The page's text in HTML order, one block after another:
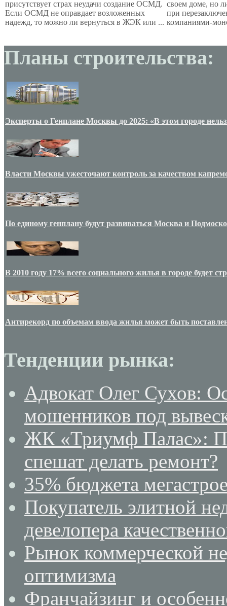
присутствует страх неудачи создание ОСМД.
Если ОСМД не оправдает возложенных
надежд, то можно ли вернуться в ЖЭК или ...
своем доме, но
при
компаниями-
Планы строительства:
Эксперты о Генплане Москвы до 2025: «В этом городе
Власти Москвы ужесточают контроль за качеством
По единому генплану будут развиваться Москва и
В 2010 году 17% всего социального жилья в городе будет
Антирекорд по объемам ввода жилья может быть
Тенденции рынка:
Адвокат Олег Сухов:
мошенников под
ЖК «Триумф Палас»:
спешат делать ремонт?
35% бюджета
Покупатель элитной
девелопера
Рынок коммерческой
оптимизма
Франчайзинг и